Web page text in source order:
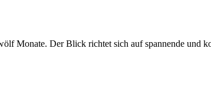
Monate. Der Blick richtet sich auf spannende und